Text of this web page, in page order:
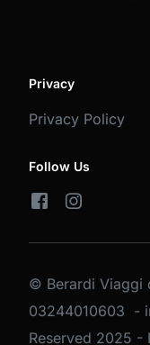
Privacy
Privacy Policy
Follow Us
© Berardi Viaggi
03244010603 -
Reserved 2025 -